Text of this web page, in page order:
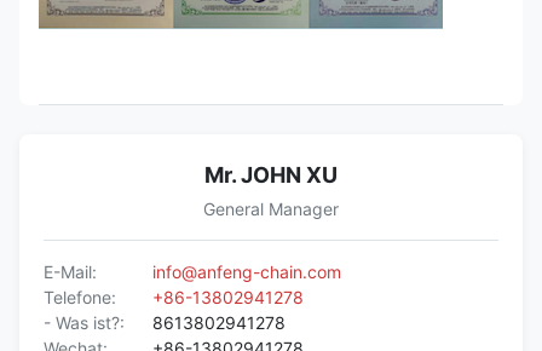
Mr. JOHN XU
General Manager
E-Mail:
info@anfeng-chain.com
Telefone:
+86-13802941278
- Was ist?:
8613802941278